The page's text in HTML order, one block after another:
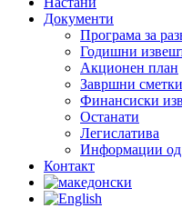
Документи
Програма за
Годишни
Акционен план
Завршни сметки
Финансиски
Останати
Легислатива
Информации од
Контакт